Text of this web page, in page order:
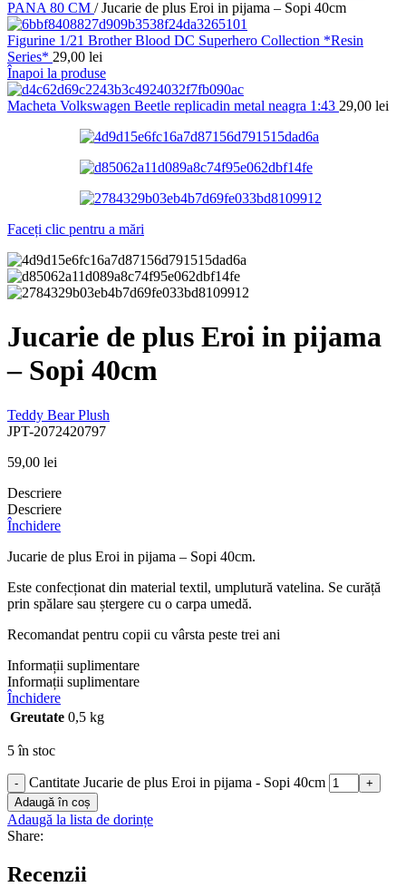
PANA 80 CM / Jucarie de plus Eroi in pijama – Sopi 40cm
Figurine 1/21 Brother Blood DC Superhero Collection *Resin
Series* 29,00 lei
Înapoi la produse
Macheta Volkswagen Beetle replicadin metal neagra 1:43 29,00 lei
Faceți clic pentru a mări
Jucarie de plus Eroi in pijama
– Sopi 40cm
Teddy Bear Plush
JPT-2072420797
59,00 lei
Descriere
Descriere
Închidere
Jucarie de plus Eroi in pijama – Sopi 40cm.
Este confecționat din material textil, umplutură vatelina. Se curăță
prin spălare sau ștergere cu o carpa umedă.
Recomandat pentru copii cu vârsta peste trei ani
Informații suplimentare
Informații suplimentare
Închidere
Greutate 0,5 kg
5 în stoc
- Cantitate Jucarie de plus Eroi in pijama - Sopi 40cm
+
Adaugă în coș
Adaugă la lista de dorințe
Share:
Recenzii